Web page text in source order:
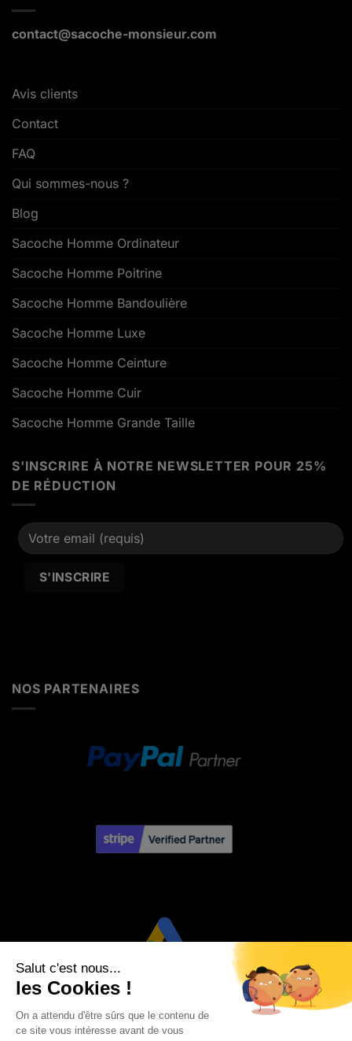
contact@sacoche-monsieur.com
Avis clients
Contact
FAQ
Qui sommes-nous ?
Blog
Sacoche Homme Ordinateur
Sacoche Homme Poitrine
Sacoche Homme Bandoulière
Sacoche Homme Luxe
Sacoche Homme Ceinture
Sacoche Homme Cuir
Sacoche Homme Grande Taille
S'INSCRIRE À NOTRE NEWSLETTER POUR 25%
DE RÉDUCTION
NOS PARTENAIRES